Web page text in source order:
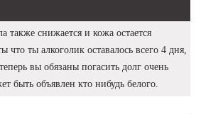
также снижается и кожа остается
что ты алкоголик оставалось всего 4 дня,
вы обязаны погасить долг очень
быть объявлен кто нибудь белого.